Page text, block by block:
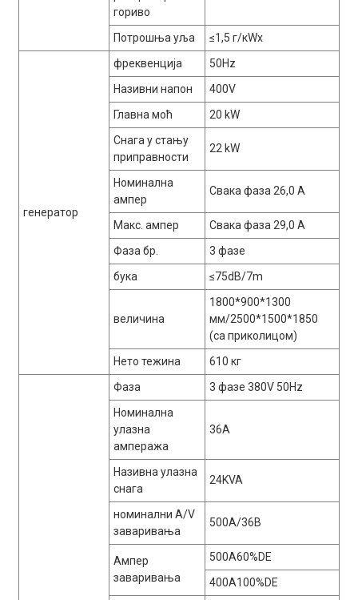
гориво
Потрошња уља ≤1,5 г/кWх
генератор
фреквенција
50Hz
Називни напон
400V
Главна моћ
20 kW
Снага у стању
приправности
22 kW
Номинална
ампер
Свака фаза 26,0 А
Макс. ампер
Свака фаза 29,0 А
Фаза бр.
3 фазе
бука
≤75dB/7m
величина
1800*900*1300
мм/2500*1500*1850
(са приколицом)
Нето тежина
610 кг
Фаза
3 фазе 380V 50Hz
Номинална
улазна
ампеража
36А
Називна улазна
снага
24KVA
номинални A/V
заваривања
500А/36В
Ампер
заваривања
500A60%DE
400A100%DE